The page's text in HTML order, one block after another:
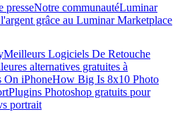
presseNotre communautéLuminar
grâce au Luminar Marketplace
Meilleurs Logiciels De Retouche
alternatives gratuites à
On iPhoneHow Big Is 8x10 Photo
Plugins Photoshop gratuits pour
portrait